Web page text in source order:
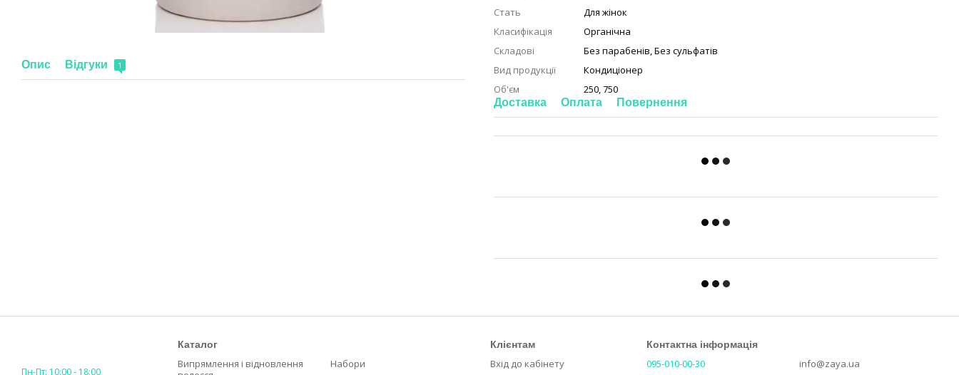
Опис Відгуки 1
Стать
Для жінок
Класифікація
Органічна
Складові
Без парабенів,Без сульфатів
Вид продукції
Кондиціонер
Об'єм
250, 750
Доставка Оплата Повернення
Пн-Пт: 10:00 - 18:00
Каталог
Випрямлення і відновлення
Набори
Клієнтам
Вхід до кабінету
Контактна інформація
095-010-00-30 info@zaya.ua